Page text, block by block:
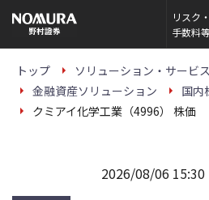
の
ー
リスク・
手数料
トップ
ソリューション・サービス
金融資産ソリューション
国内
クミアイ化学工業（4996） 株価
2026/08/06 15:30